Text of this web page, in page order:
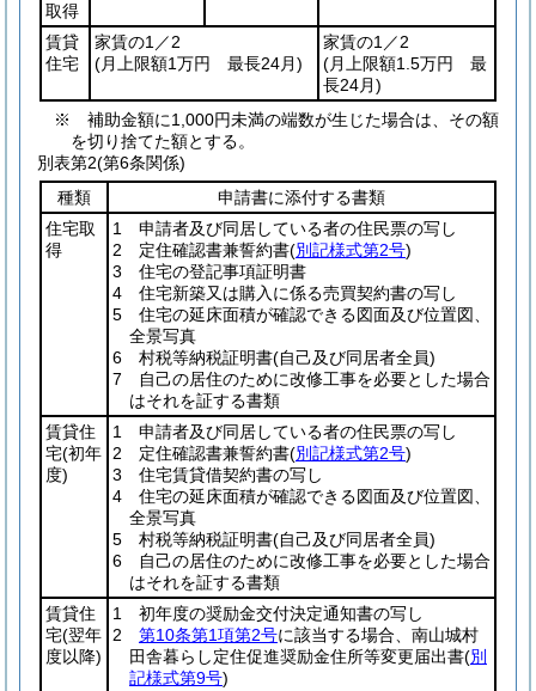
取得
賃貸
住宅
家賃の1／2
(月上限額1万円 最長24月)
家賃の1／2
(月上限額1.5万円 最
長24月)
※ 補助金額に1,000円未満の端数が生じた場合は、その額
を切り捨てた額とする。
別表第2(第6条関係)
種類
申請書に添付する書類
住宅取
得
1 申請者及び同居している者の住民票の写し
2 定住確認書兼誓約書(別記様式第2号)
3 住宅の登記事項証明書
4 住宅新築又は購入に係る売買契約書の写し
5 住宅の延床面積が確認できる図面及び位置図、
全景写真
6 村税等納税証明書(自己及び同居者全員)
7 自己の居住のために改修工事を必要とした場合
はそれを証する書類
賃貸住
宅(初年
度)
1 申請者及び同居している者の住民票の写し
2 定住確認書兼誓約書(別記様式第2号)
3 住宅賃貸借契約書の写し
4 住宅の延床面積が確認できる図面及び位置図、
全景写真
5 村税等納税証明書(自己及び同居者全員)
6 自己の居住のために改修工事を必要とした場合
はそれを証する書類
賃貸住
宅(翌年
度以降)
1 初年度の奨励金交付決定通知書の写し
2 第10条第1項第2号に該当する場合、南山城村
田舎暮らし定住促進奨励金住所等変更届出書(別
記様式第9号)